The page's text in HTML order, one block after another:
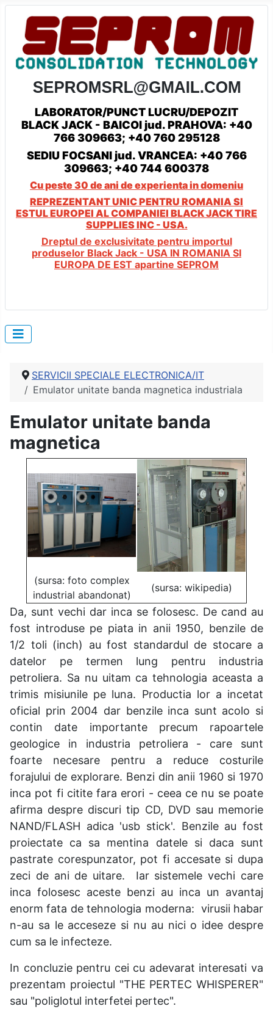
LABORATOR/PUNCT LUCRU/DEPOZIT
BLACK JACK - BAICOI jud. PRAHOVA: +40
766 309663; +40 760 295128
SEDIU FOCSANI jud. VRANCEA: +40 766
309663; +40 744 600378
Cu peste 30 de ani de experienta in domeniu
REPREZENTANT UNIC PENTRU ROMANIA SI
ESTUL EUROPEI AL COMPANIEI BLACK JACK TIRE
SUPPLIES INC - USA.
Dreptul de exclusivitate pentru importul
produselor Black Jack - USA IN ROMANIA SI
EUROPA DE EST apartine SEPROM
SERVICII SPECIALE ELECTRONICA/IT
Emulator unitate banda magnetica industriala
Emulator unitate banda
magnetica
(sursa: foto complex
industrial abandonat)
(sursa: wikipedia)
Da, sunt vechi dar inca se folosesc. De cand au
fost introduse pe piata in anii 1950, benzile de
1/2 toli (inch) au fost standardul de stocare a
datelor pe termen lung pentru industria
petroliera. Sa nu uitam ca tehnologia aceasta a
trimis misiunile pe luna. Productia lor a incetat
oficial prin 2004 dar benzile inca sunt acolo si
contin date importante precum rapoartele
geologice in industria petroliera - care sunt
foarte necesare pentru a reduce costurile
forajului de explorare. Benzi din anii 1960 si 1970
inca pot fi citite fara erori - ceea ce nu se poate
afirma despre discuri tip CD, DVD sau memorie
NAND/FLASH adica 'usb stick'. Benzile au fost
proiectate ca sa mentina datele si daca sunt
pastrate corespunzator, pot fi accesate si dupa
zeci de ani de uitare. Iar sistemele vechi care
inca folosesc aceste benzi au inca un avantaj
enorm fata de tehnologia moderna: virusii habar
n-au sa le acceseze si nu au nici o idee despre
cum sa le infecteze.
In concluzie pentru cei cu adevarat interesati va
prezentam proiectul "THE PERTEC WHISPERER"
sau "poliglotul interfetei pertec".